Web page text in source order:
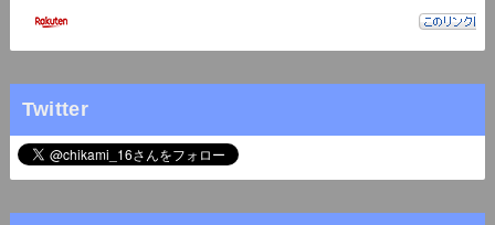
Twitter